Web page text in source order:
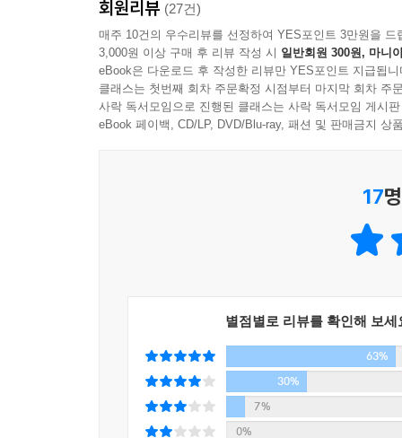
손홍규의 「배우가 된 노인」, 이장욱의 「절
돋보이는 작품들이 고루 포진해 읽는 재미와 맛을
■ 김애란의 「침묵의 미래」, 대상 선정 경위
2013년 1월 3일 이상문학상 본심이 열렸다. 본
이장욱 「절반 이상의 하루오」
천운영 「엄마도 아시다시피」
편혜영 「밤의 마침」
함정임 「기억의 고고학 ―내 멕시코 삼촌」
회원리뷰 (27건)
매주 10건의 우수리뷰를 선정하여 YES포인트 3만원을 드
3,000원 이상 구매 후 리뷰 작성 시 일반회원 300원, 마니
eBook은 다운로드 후 작성한 리뷰만 YES포인트 지급됩니
클래스는 첫번째 회차 주문확정 시점부터 마지막 회차 주
사락 독서모임으로 진행된 클래스는 사락 독서모임 게시
eBook 페이백, CD/LP, DVD/Blu-ray, 패션 및 판매금지 상
17
별점별로 리뷰를 확인해 보세
63%
30%
7%
0%